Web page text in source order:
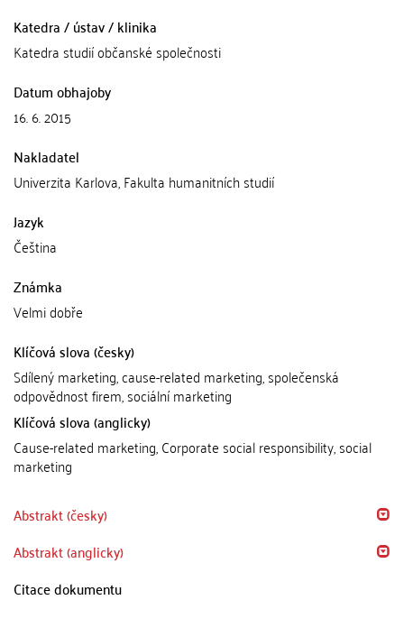
Katedra / ústav / klinika
Katedra studií občanské společnosti
Datum obhajoby
16. 6. 2015
Nakladatel
Univerzita Karlova, Fakulta humanitních studií
Jazyk
Čeština
Známka
Velmi dobře
Klíčová slova (česky)
Sdílený marketing, cause-related marketing, společenská
odpovědnost firem, sociální marketing
Klíčová slova (anglicky)
Cause-related marketing, Corporate social responsibility, social
marketing
Abstrakt (česky)
Abstrakt (anglicky)
Citace dokumentu